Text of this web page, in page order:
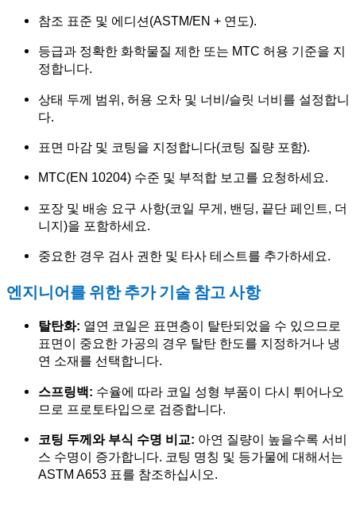
참조 표준 및 에디션(ASTM/EN + 연도).
등급과 정확한 화학물질 제한 또는 MTC 허용 기준을 지
정합니다.
상태 두께 범위, 허용 오차 및 너비/슬릿 너비를 설정합니
다.
표면 마감 및 코팅을 지정합니다(코팅 질량 포함).
MTC(EN 10204) 수준 및 부적합 보고를 요청하세요.
포장 및 배송 요구 사항(코일 무게, 밴딩, 끝단 페인트, 더
니지)을 포함하세요.
중요한 경우 검사 권한 및 타사 테스트를 추가하세요.
엔지니어를 위한 추가 기술 참고 사항
탈탄화: 열연 코일은 표면층이 탈탄되었을 수 있으므로
표면이 중요한 가공의 경우 탈탄 한도를 지정하거나 냉
연 소재를 선택합니다.
스프링백: 수율에 따라 코일 성형 부품이 다시 튀어나오
므로 프로토타입으로 검증합니다.
코팅 두께와 부식 수명 비교: 아연 질량이 높을수록 서비
스 수명이 증가합니다. 코팅 명칭 및 등가물에 대해서는
ASTM A653 표를 참조하십시오.